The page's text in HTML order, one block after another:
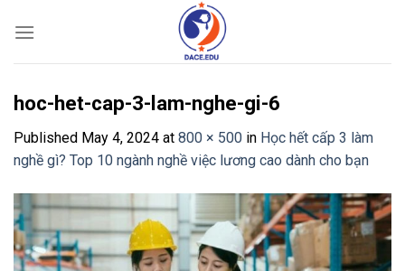
hoc-het-cap-3-lam-nghe-gi-6
Published May 4, 2024 at 800 × 500 in Học hết cấp 3 làm
nghề gì? Top 10 ngành nghề việc lương cao dành cho bạn